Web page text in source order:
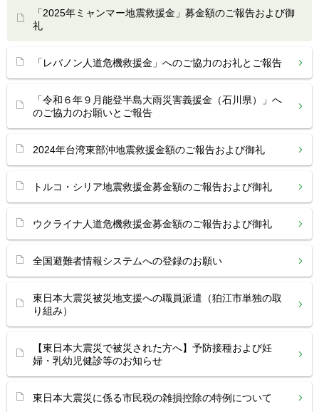
「2025年ミャンマー地震救援金」募金額のご報告および御
礼
「レバノン人道危機救援金」へのご協力のお礼とご報告
「令和６年９月能登半島大雨災害義援金（石川県）」へ
のご協力のお願いとご報告
2024年台湾東部沖地震救援金額のご報告および御礼
トルコ・シリア地震救援金募金額のご報告および御礼
ウクライナ人道危機救援金募金額のご報告および御礼
全国避難者情報システムへの登録のお願い
東日本大震災被災地支援への職員派遣（狛江市単独の取
り組み）
【東日本大震災で被災された方へ】予防接種および妊
婦・乳幼児健診等のお知らせ
東日本大震災に係る市民税の雑損控除の特例について